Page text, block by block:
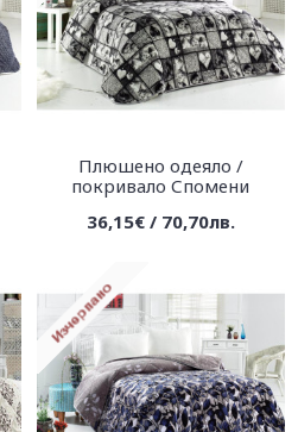
Плюшено одеяло /
покривало Спомени
36,15€ / 70,70лв.